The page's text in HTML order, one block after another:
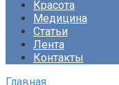
Красота
Медицина
Статьи
Лента
Контакты
Главная